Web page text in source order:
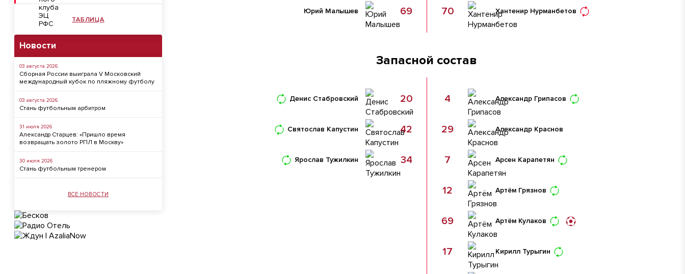
ТАБЛИЦА
Новости
03 августа 2026
Сборная России выиграла V Московский
международный кубок по пляжному футболу
03 августа 2026
Стань футбольным арбитром
31 июля 2026
Александр Старцев: «Пришло время
возвращать золото РПЛ в Москву»
30 июля 2026
Стань футбольным тренером
ВСЕ НОВОСТИ
Юрий Малышев 69 Хантенир Нурманбетов
70
Запасной состав
Денис Стабровский 20
Святослав Капустин 42
Ярослав Тужилкин 34
Александр Грипасов
4
Александр Краснов
29
Арсен Карапетян
7
Артём Грязнов
12
Артём Кулаков
69
Кирилл Турыгин
17